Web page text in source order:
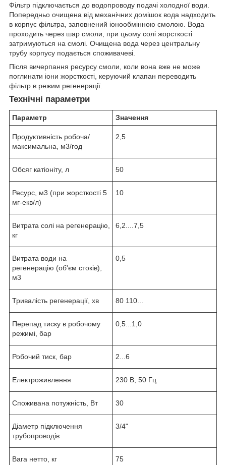
Фільтр підключається до водопроводу подачі холодної води.
Попередньо очищена від механічних домішок вода надходить
в корпус фільтра, заповнений іонообмінною смолою. Вода
проходить через шар смоли, при цьому солі жорсткості
затримуються на смолі. Очищена вода через центральну
трубу корпусу подається споживачеві.
Після вичерпання ресурсу смоли, коли вона вже не може
поглинати іони жорсткості, керуючий клапан переводить
фільтр в режим регенерації.
Технічні параметри
Параметр Значення
Продуктивність робоча/
максимальна, м3/год
2,5
Обсяг катіоніту, л 50
Ресурс, м3 (при жорсткості 5
мг-екв/л)
10
Витрата солі на регенерацію,
кг
6,2....7,5
Витрата води на
регенерацію (об'єм стоків),
м3
0,5
Тривалість регенерації, хв 80 110...
Перепад тиску в робочому
режимі, бар
0,5...1,0
Робочий тиск, бар 2...6
Електроживлення 230 В, 50 Гц
Споживана потужність, Вт 30
Діаметр підключення
трубопроводів
3/4"
Вага нетто, кг 75